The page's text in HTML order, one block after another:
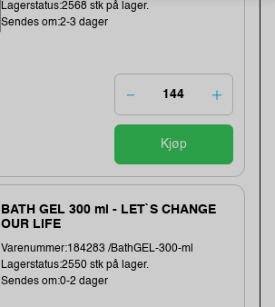
Lagerstatus:2568 stk på lager.
Sendes om:2-3 dager
Kjøp
BATH GEL 300 ml - LET`S CHANGE
OUR LIFE
Varenummer:184283 /BathGEL-300-ml
Lagerstatus:2550 stk på lager.
Sendes om:0-2 dager